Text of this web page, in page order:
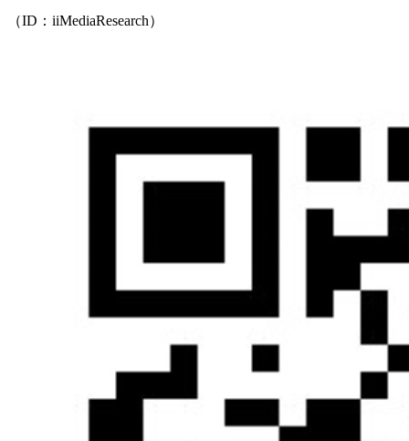
（ID：iiMediaResearch）